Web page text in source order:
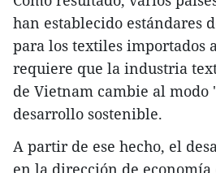
han establecido estándares
para los textiles importados
requiere que la industria
de Vietnam cambie al modo
desarrollo sostenible.
A partir de ese hecho, el